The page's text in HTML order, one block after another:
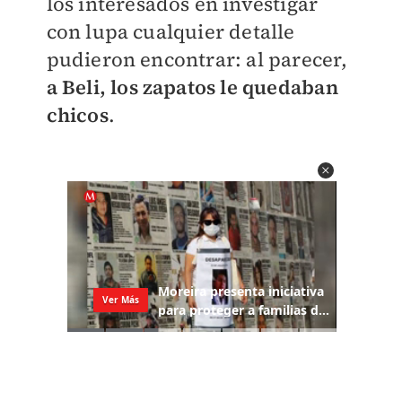
con lupa cualquier detalle
pudieron encontrar: al parecer,
a Beli, los zapatos le quedaban
chicos.